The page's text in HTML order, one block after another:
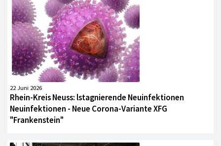
22 Juni 2026
Rhein-Kreis Neuss: lstagnierende Neuinfektionen
Neuinfektionen - Neue Corona-Variante XFG
"Frankenstein"